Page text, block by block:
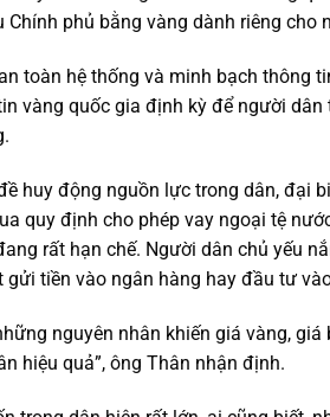
Chính phủ bằng vàng dành riêng cho
toàn hệ thống và minh bạch thông
vàng quốc gia định kỳ để người
huy động nguồn lực trong dân, đại
quy định cho phép vay ngoại tệ
rất hạn chế. Người dân chủ yếu
gửi tiền vào ngân hàng hay đầu tư
nguyên nhân khiến giá vàng,
hiệu quả”, ông Thân nhận định.